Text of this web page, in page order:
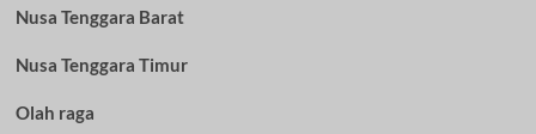
Nusa Tenggara Barat
Nusa Tenggara Timur
Olah raga